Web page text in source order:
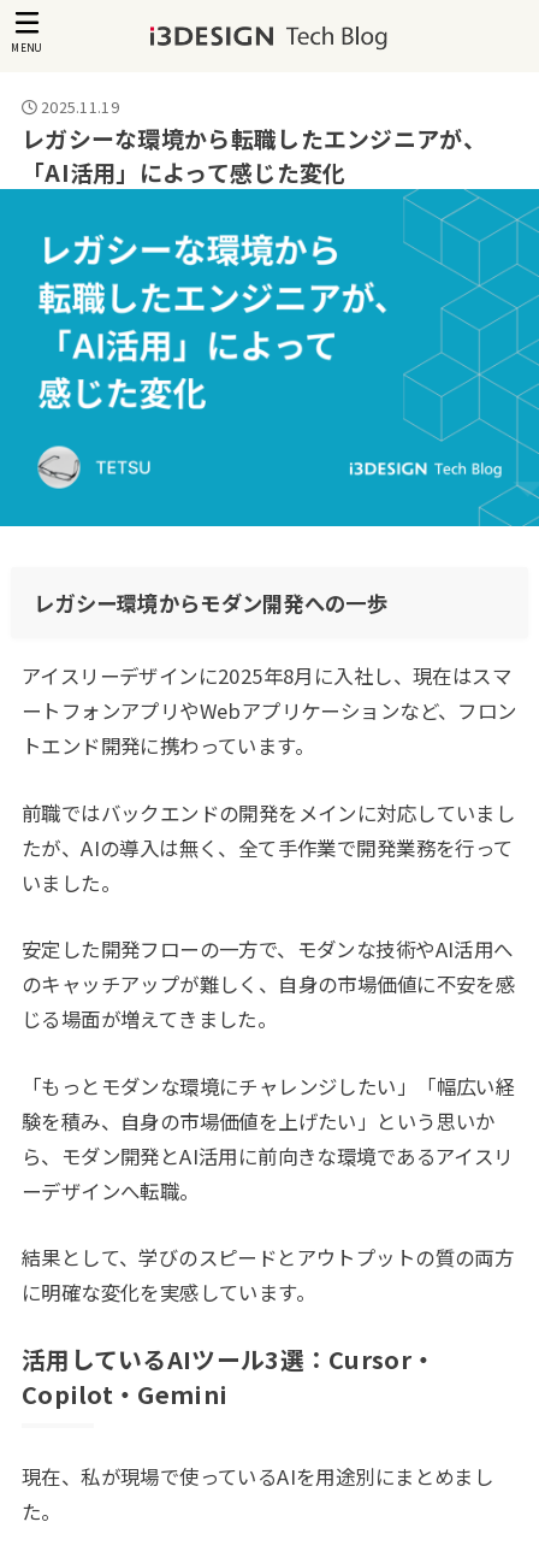
MENU
2025.11.19
レガシーな環境から転職したエンジニアが、
「AI活用」によって感じた変化
レガシー環境からモダン開発への一歩
アイスリーデザインに2025年8月に入社し、現在はスマ
ートフォンアプリやWebアプリケーションなど、フロン
トエンド開発に携わっています。
前職ではバックエンドの開発をメインに対応していまし
たが、AIの導入は無く、全て手作業で開発業務を行って
いました。
安定した開発フローの一方で、モダンな技術やAI活用へ
のキャッチアップが難しく、自身の市場価値に不安を感
じる場面が増えてきました。
「もっとモダンな環境にチャレンジしたい」「幅広い経
験を積み、自身の市場価値を上げたい」という思いか
ら、モダン開発とAI活用に前向きな環境であるアイスリ
ーデザインへ転職。
結果として、学びのスピードとアウトプットの質の両方
に明確な変化を実感しています。
活用しているAIツール3選：Cursor・
Copilot・Gemini
現在、私が現場で使っているAIを用途別にまとめまし
た。